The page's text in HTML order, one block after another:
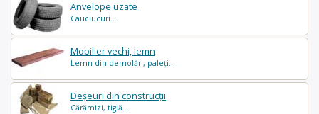
Anvelope uzate
Cauciucuri...
Mobilier vechi, lemn
Lemn din demolări, paleți...
Deșeuri din construcții
Cărămizi, tiglă...